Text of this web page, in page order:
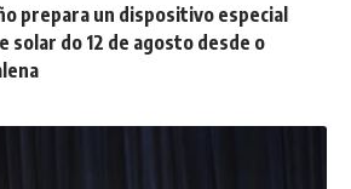
prepara un dispositivo especial
solar do 12 de agosto desde o